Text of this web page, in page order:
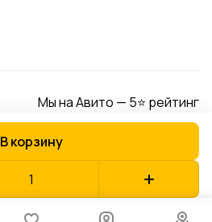
В корзину
Мы на Авито — 5⭐ рейтинг
Оферта